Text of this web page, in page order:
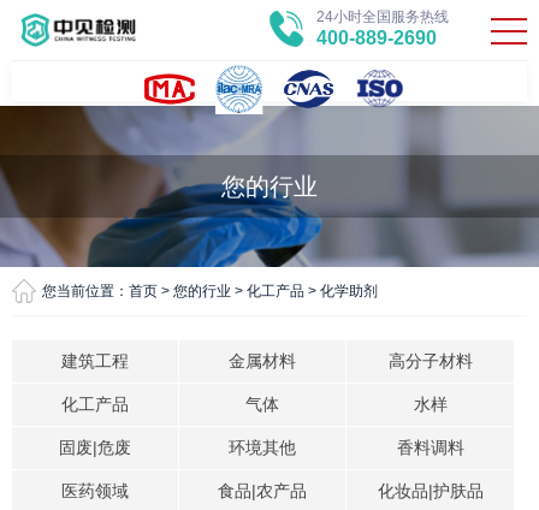
24小时全国服务热线
400-889-2690
您的行业
您当前位置： 首页 > 您的行业 > 化工产品 > 化学助剂
建筑工程 金属材料 高分子材料
化工产品 气体 水样
固废|危废 环境其他 香料调料
医药领域 食品|农产品 化妆品|护肤品